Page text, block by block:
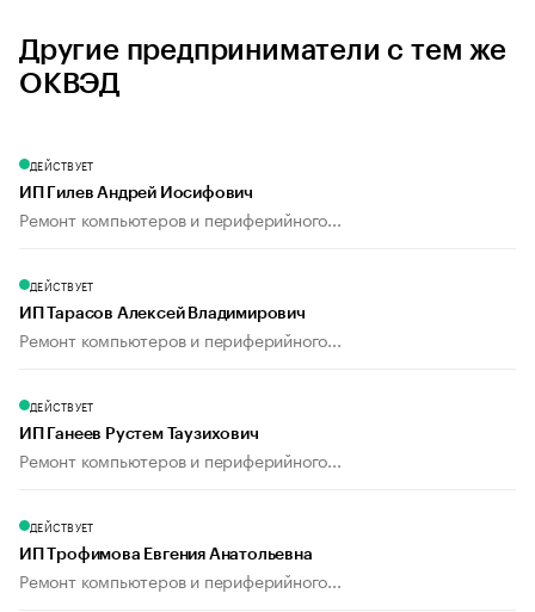
Другие предприниматели с тем же
ОКВЭД
ДЕЙСТВУЕТ
ИП Гилев Андрей Иосифович
Ремонт компьютеров и периферийного...
ДЕЙСТВУЕТ
ИП Тарасов Алексей Владимирович
Ремонт компьютеров и периферийного...
ДЕЙСТВУЕТ
ИП Ганеев Рустем Таузихович
Ремонт компьютеров и периферийного...
ДЕЙСТВУЕТ
ИП Трофимова Евгения Анатольевна
Ремонт компьютеров и периферийного...